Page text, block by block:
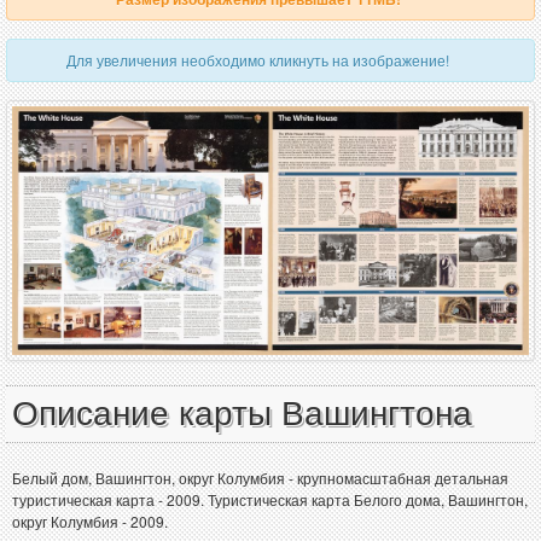
Для увеличения необходимо кликнуть на изображение!
Описание карты Вашингтона
Белый дом, Вашингтон, округ Колумбия - крупномасштабная детальная
туристическая карта - 2009. Туристическая карта Белого дома, Вашингтон,
округ Колумбия - 2009.